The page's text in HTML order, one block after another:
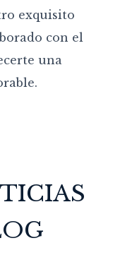
exquisito
con el
una